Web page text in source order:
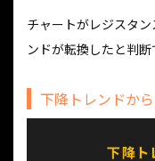
チャートがレジスタ
ンドが転換したと判断
下降トレンドか